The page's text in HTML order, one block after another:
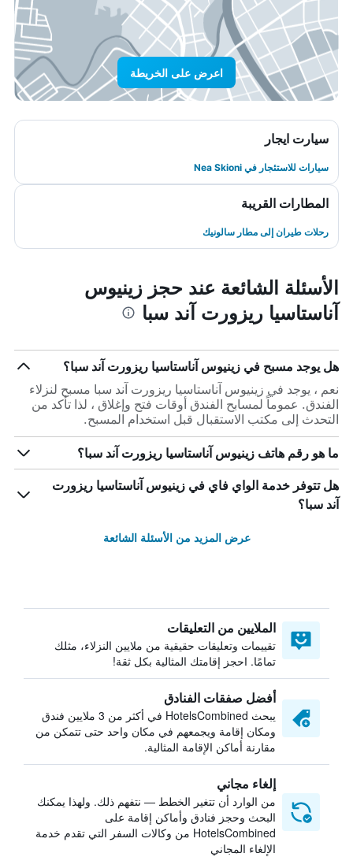
اعرض على الخريطة
سيارت ايجار
سيارات للاستئجار في Nea Skioni
المطارات القريبة
رحلات طيران إلى مطار سالونيك
الأسئلة الشائعة عند حجز زينيوس
آناستاسيا ريزورت آند سبا
هل يوجد مسبح في زينيوس آناستاسيا ريزورت آند سبا؟
نعم ، يوجد في زينيوس آناستاسيا ريزورت آند سبا مسبح لنزلاء
الفندق. عموماً لمسابح الفندق أوقات فتح وإغلاق ، لذا تأكد من
التحدث إلى مكتب الاستقبال قبل استخدام المسبح.
ما هو رقم هاتف زينيوس آناستاسيا ريزورت آند سبا؟
هل تتوفر خدمة الواي فاي في زينيوس آناستاسيا ريزورت
آند سبا؟
عرض المزيد من الأسئلة الشائعة
الملايين من التعليقات
تقييمات وتعليقات حقيقية من ملايين النزلاء، مثلك
تمامًا. احجز إقامتك المثالية بكل ثقة!
أفضل صفقات الفنادق
يبحث HotelsCombined في أكثر من 3 ملايين فندق
ومكان إقامة ويجمعهم في مكان واحد حتى تتمكن من
مقارنة أماكن الإقامة المثالية.
إلغاء مجاني
من الوارد أن تتغير الخطط — نتفهم ذلك. ولهذا يمكنك
البحث وحجز فنادق وأماكن إقامة على
HotelsCombined من وكالات السفر التي تقدم خدمة
الإلغاء المجاني